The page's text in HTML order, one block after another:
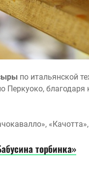
по итальянской
Перкуоко, благодаря
торбинка»